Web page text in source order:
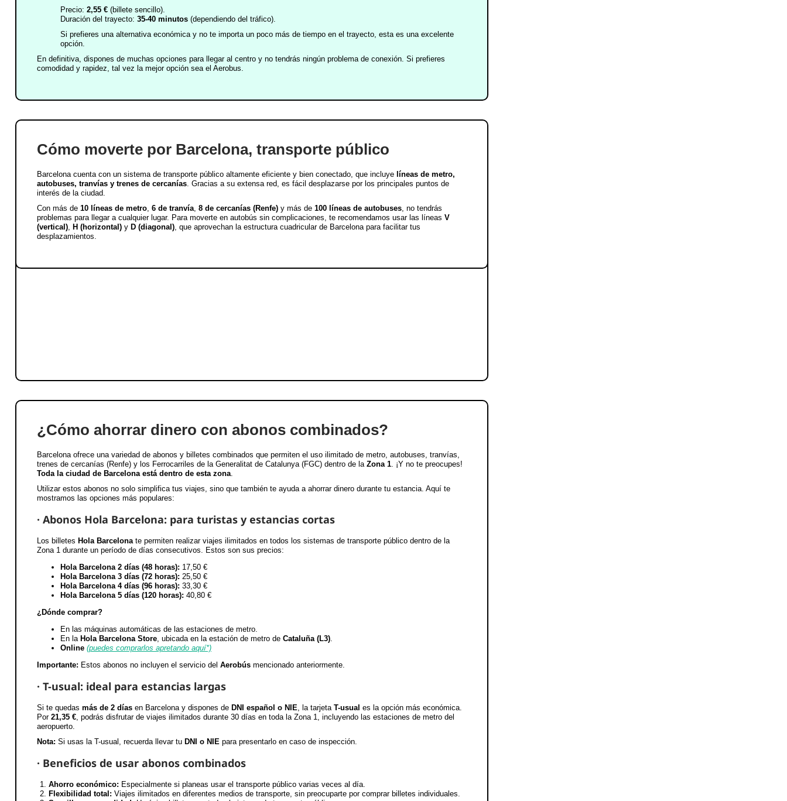
Precio: 2,55 € (billete sencillo).
Duración del trayecto: 35-40 minutos (dependiendo del tráfico).
Si prefieres una alternativa económica y no te importa un poco más de tiempo en el trayecto, esta es una excelente
opción.
En definitiva, dispones de muchas opciones para llegar al centro y no tendrás ningún problema de conexión. Si prefieres
comodidad y rapidez, tal vez la mejor opción sea el Aerobus.
Cómo moverte por Barcelona, transporte público
Barcelona cuenta con un sistema de transporte público altamente eficiente y bien conectado, que incluye líneas de metro,
autobuses, tranvías y trenes de cercanías. Gracias a su extensa red, es fácil desplazarse por los principales puntos de
interés de la ciudad.
Con más de 10 líneas de metro, 6 de tranvía, 8 de cercanías (Renfe) y más de 100 líneas de autobuses, no tendrás
problemas para llegar a cualquier lugar. Para moverte en autobús sin complicaciones, te recomendamos usar las líneas V
(vertical), H (horizontal) y D (diagonal), que aprovechan la estructura cuadricular de Barcelona para facilitar tus
desplazamientos.
¿Cómo ahorrar dinero con abonos combinados?
Barcelona ofrece una variedad de abonos y billetes combinados que permiten el uso ilimitado de metro, autobuses, tranvías,
trenes de cercanías (Renfe) y los Ferrocarriles de la Generalitat de Catalunya (FGC) dentro de la Zona 1. ¡Y no te preocupes!
Toda la ciudad de Barcelona está dentro de esta zona.
Utilizar estos abonos no solo simplifica tus viajes, sino que también te ayuda a ahorrar dinero durante tu estancia. Aquí te
mostramos las opciones más populares:
· Abonos Hola Barcelona: para turistas y estancias cortas
Los billetes Hola Barcelonate permiten realizar viajes ilimitados en todos los sistemas de transporte público dentro de la
Zona 1 durante un período de días consecutivos. Estos son sus precios:
Hola Barcelona 2 días (48 horas): 17,50 €
Hola Barcelona 3 días (72 horas): 25,50 €
Hola Barcelona 4 días (96 horas): 33,30 €
Hola Barcelona 5 días (120 horas): 40,80 €
¿Dónde comprar?
En las máquinas automáticas de las estaciones de metro.
En la Hola Barcelona Store, ubicada en la estación de metro de Cataluña (L3).
Online (puedes comprarlos apretando aquí*)
Importante: Estos abonos no incluyen el servicio del Aerobús mencionado anteriormente.
· T-usual: ideal para estancias largas
Si te quedas más de 2 días en Barcelona y dispones de DNI español o NIE, la tarjeta T-usual es la opción más económica.
Por 21,35 €, podrás disfrutar de viajes ilimitados durante 30 días en toda la Zona 1, incluyendo las estaciones de metro del
aeropuerto.
Nota: Si usas la T-usual, recuerda llevar tu DNI o NIE para presentarlo en caso de inspección.
· Beneficios de usar abonos combinados
Ahorro económico: Especialmente si planeas usar el transporte público varias veces al día.
Flexibilidad total: Viajes ilimitados en diferentes medios de transporte, sin preocuparte por comprar billetes individuales.